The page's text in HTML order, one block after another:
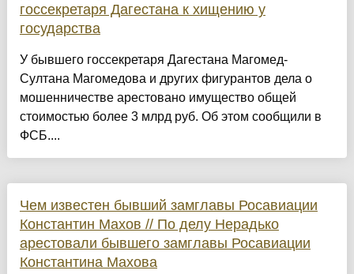
госсекретаря Дагестана к хищению у
государства
У бывшего госсекретаря Дагестана Магомед-
Султана Магомедова и других фигурантов дела о
мошенничестве арестовано имущество общей
стоимостью более 3 млрд руб. Об этом сообщили в
ФСБ....
Чем известен бывший замглавы Росавиации
Константин Махов // По делу Нерадько
арестовали бывшего замглавы Росавиации
Константина Махова